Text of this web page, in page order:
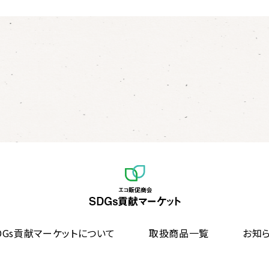
貢献マーケットについて 取扱商品一覧 お知